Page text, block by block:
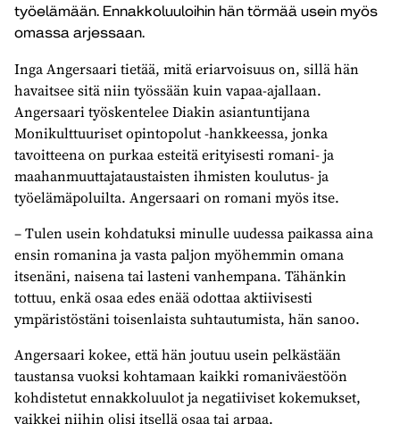
työelämään. Ennakkoluuloihin hän törmää usein myös
omassa arjessaan.
Inga Angersaari tietää, mitä eriarvoisuus on, sillä hän
havaitsee sitä niin työssään kuin vapaa-ajallaan.
Angersaari työskentelee Diakin asiantuntijana
Monikulttuuriset opintopolut -hankkeessa, jonka
tavoitteena on purkaa esteitä erityisesti romani- ja
maahanmuuttajataustaisten ihmisten koulutus- ja
työelämäpoluilta. Angersaari on romani myös itse.
– Tulen usein kohdatuksi minulle uudessa paikassa aina
ensin romanina ja vasta paljon myöhemmin omana
itsenäni, naisena tai lasteni vanhempana. Tähänkin
tottuu, enkä osaa edes enää odottaa aktiivisesti
ympäristöstäni toisenlaista suhtautumista, hän sanoo.
Angersaari kokee, että hän joutuu usein pelkästään
taustansa vuoksi kohtamaan kaikki romaniväestöön
kohdistetut ennakkoluulot ja negatiiviset kokemukset,
vaikkei niihin olisi itsellä osaa tai arpaa.